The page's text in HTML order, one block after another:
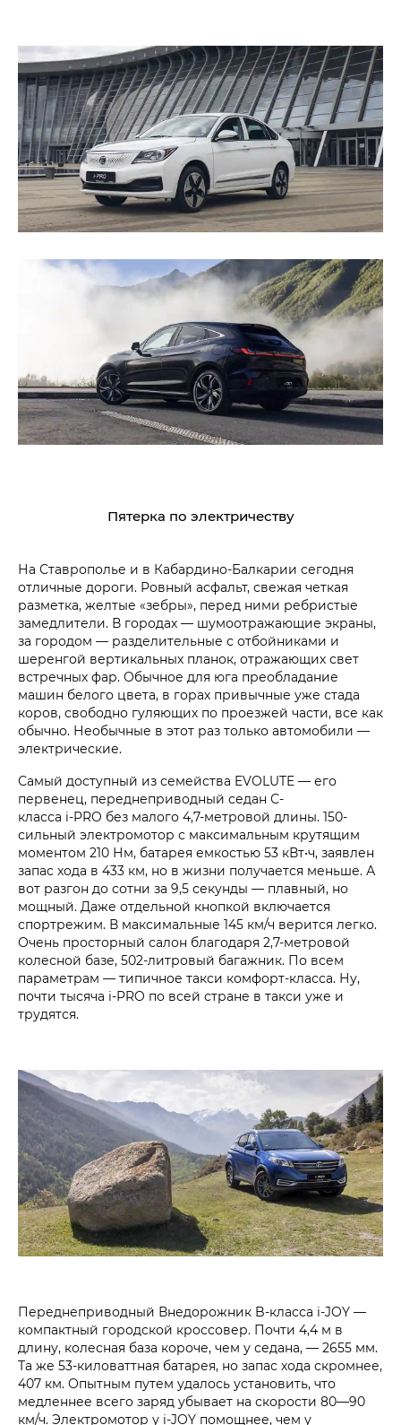
Пятерка по электричеству
На Ставрополье и в Кабардино-Балкарии сегодня
отличные дороги. Ровный асфальт, свежая четкая
разметка, желтые «зебры», перед ними ребристые
замедлители. В городах — шумоотражающие экраны,
за городом — разделительные с отбойниками и
шеренгой вертикальных планок, отражающих свет
встречных фар. Обычное для юга преобладание
машин белого цвета, в горах привычные уже стада
коров, свободно гуляющих по проезжей части, все как
обычно. Необычные в этот раз только автомобили —
электрические.
Самый доступный из семейства EVOLUTE — его
первенец, переднеприводный седан С-
класса i‑PRO без малого 4,7-метровой длины. 150-
сильный электромотор с максимальным крутящим
моментом 210 Нм, батарея емкостью 53 кВт•ч, заявлен
запас хода в 433 км, но в жизни получается меньше. А
вот разгон до сотни за 9,5 секунды — плавный, но
мощный. Даже отдельной кнопкой включается
спортрежим. В максимальные 145 км/ч верится легко.
Очень просторный салон благодаря 2,7-метровой
колесной базе, 502-литровый багажник. По всем
параметрам — типичное такси комфорт-класса. Ну,
почти тысяча i‑PRO по всей стране в такси уже и
трудятся.
Переднеприводный Внедорожник B-класса i‑JOY —
компактный городской кроссовер. Почти 4,4 м в
длину, колесная база короче, чем у седана, — 2655 мм.
Та же 53-киловаттная батарея, но запас хода скромнее,
407 км. Опытным путем удалось установить, что
медленнее всего заряд убывает на скорости 80—90
км/ч. Электромотор у i‑JOY помощнее, чем у